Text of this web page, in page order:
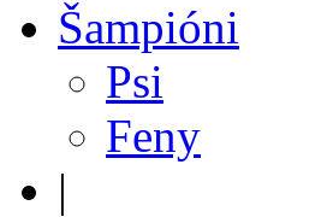
Šampióni
Psi
Feny
|